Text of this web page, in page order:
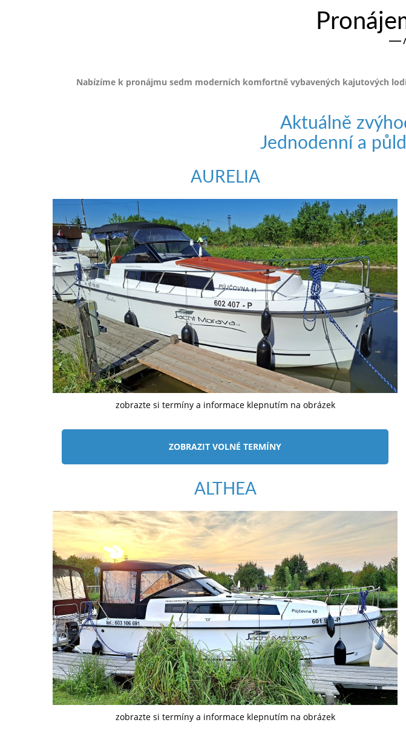
/
Nabízíme k pronájmu sedm moderních komfortně vybavených kajutových
Aktuálně
Jednodenní a
AURELIA
zobrazte si termíny a informace klepnutím na obrázek
ZOBRAZIT VOLNÉ TERMÍNY
ALTHEA
zobrazte si termíny a informace klepnutím na obrázek